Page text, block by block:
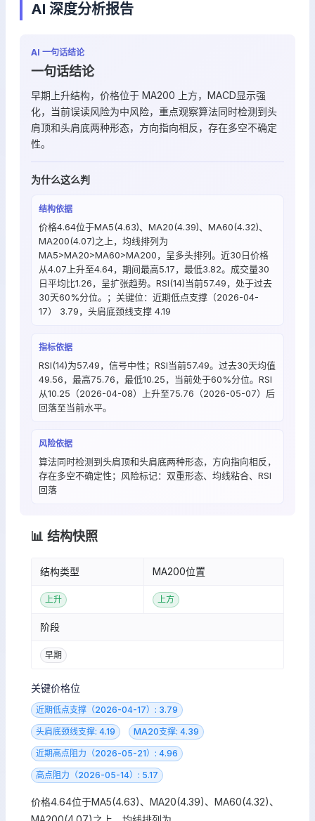
AI 深度分析报告
AI 一句话结论
一句话结论
早期上升结构，价格位于 MA200 上方，MACD显示强
化，当前误读风险为中风险，重点观察算法同时检测到头
肩顶和头肩底两种形态，方向指向相反，存在多空不确定
性。
为什么这么判
结构依据
价格4.64位于MA5(4.63)、MA20(4.39)、MA60(4.32)、
MA200(4.07)之上，均线排列为
MA5>MA20>MA60>MA200，呈多头排列。近30日价格
从4.07上升至4.64，期间最高5.17，最低3.82。成交量30
日平均比1.26，呈扩张趋势。RSI(14)当前57.49，处于过去
30天60%分位。；关键位：近期低点支撑（2026-04-
17） 3.79，头肩底颈线支撑 4.19
指标依据
RSI(14)为57.49，信号中性；RSI当前57.49。过去30天均值
49.56，最高75.76，最低10.25，当前处于60%分位。RSI
从10.25（2026-04-08）上升至75.76（2026-05-07）后
回落至当前水平。
风险依据
算法同时检测到头肩顶和头肩底两种形态，方向指向相反，
存在多空不确定性；风险标记：双重形态、均线粘合、RSI
回落
📊 结构快照
结构类型 MA200位置
上升 上方
阶段
早期
关键价格位
近期低点支撑（2026-04-17）: 3.79
头肩底颈线支撑: 4.19 MA20支撑: 4.39
近期高点阻力（2026-05-21）: 4.96
高点阻力（2026-05-14）: 5.17
价格4.64位于MA5(4.63)、MA20(4.39)、MA60(4.32)、